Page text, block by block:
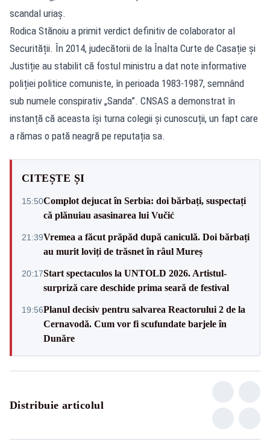
scandal uriaș.
Rodica Stănoiu a primit verdict definitiv de colaborator al
Securității. În 2014, judecătorii de la Înalta Curte de Casație și
Justiție au stabilit că fostul ministru a dat note informative
poliției politice comuniste, în perioada 1983-1987, semnând
sub numele conspirativ „Sanda”. CNSAS a demonstrat în
instanță că aceasta își turna colegii și cunoscuții, un fapt care
a rămas o pată neagră pe reputația sa.
CITEȘTE ȘI
15:50Complot dejucat în Serbia: doi bărbați, suspectați
că plănuiau asasinarea lui Vučić
21:39Vremea a făcut prăpăd după caniculă. Doi bărbați
au murit loviți de trăsnet în râul Mureș
20:17Start spectaculos la UNTOLD 2026. Artistul-
surpriză care deschide prima seară de festival
19:56Planul decisiv pentru salvarea Reactorului 2 de la
Cernavodă. Cum vor fi scufundate barjele în
Dunăre
Distribuie articolul